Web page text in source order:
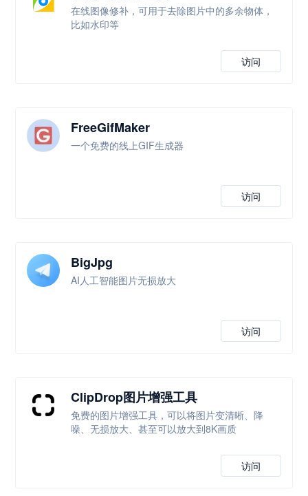
在线图像修补，可用于去除图片中的多余物体，
比如水印等
访问
FreeGifMaker
一个免费的线上GIF生成器
访问
BigJpg
AI人工智能图片无损放大
访问
ClipDrop图片增强工具
免费的图片增强工具，可以将图片变清晰、降
噪、无损放大、甚至可以放大到8K画质
访问